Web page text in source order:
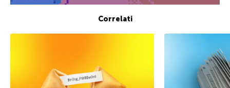
Correlati